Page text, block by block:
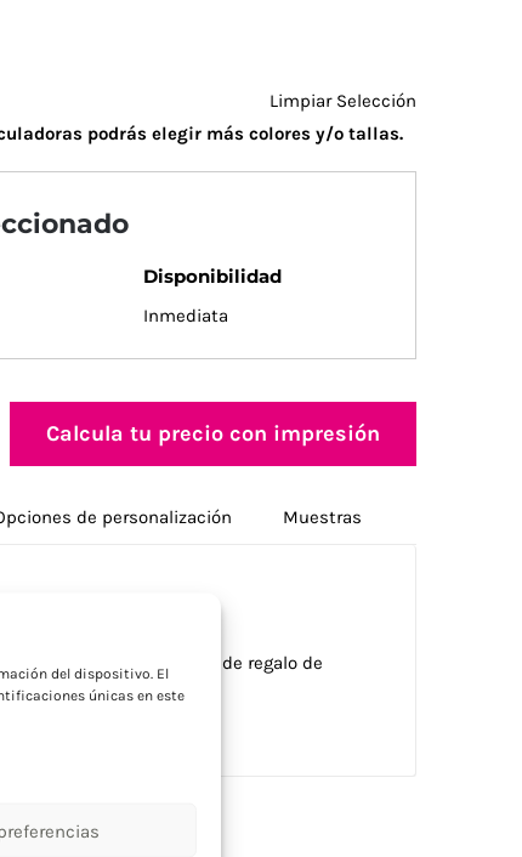
del dispositivo. El
únicas en este
Limpiar Selección
podrás elegir más colores y/o tallas.
Disponibilidad
Inmediata
Calcula tu precio con impresión
de personalización Muestras
individual en caja de regalo de